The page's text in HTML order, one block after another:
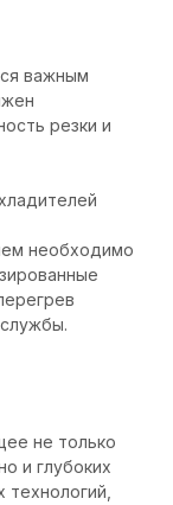
важным
резки и
необходимо
не только
и глубоких